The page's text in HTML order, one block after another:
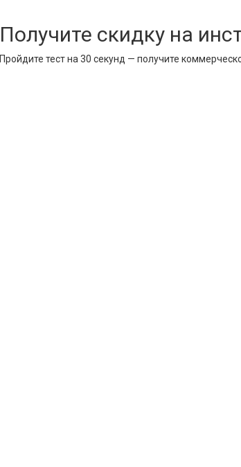
Получите скидку на
Пройдите тест на 30 секунд — получите